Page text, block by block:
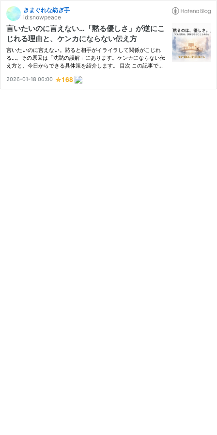
きまぐれな紡ぎ手
id:snowpeace
言いたいのに言えない…「黙る優しさ」が逆にこ
じれる理由と、ケンカにならない伝え方
言いたいのに言えない。黙ると相手がイライラして関係がこじれ
る…。その原因は「沈黙の誤解」にあります。ケンカにならない伝
え方と、今日からできる具体策を紹介します。 目次 この記事でわ
ンカになりにくい伝え方（保険の一言・Iメッセージ・1ミリ本音）
を…
2026-01-18 06:00